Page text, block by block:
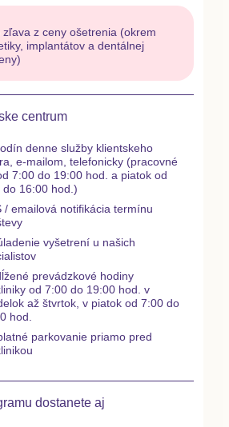
zľava z ceny ošetrenia (okrem
implantátov a dentálnej
centrum
denne služby klientskeho
e-mailom, telefonicky (pracovné
7:00 do 19:00 hod. a piatok od
do 16:00 hod.)
/ emailová notifikácia termínu
vyšetrení u našich
prevádzkové hodiny
od 7:00 do 19:00 hod. v
až štvrtok, v piatok od 7:00 do
hod.
parkovanie priamo pred
dostanete aj